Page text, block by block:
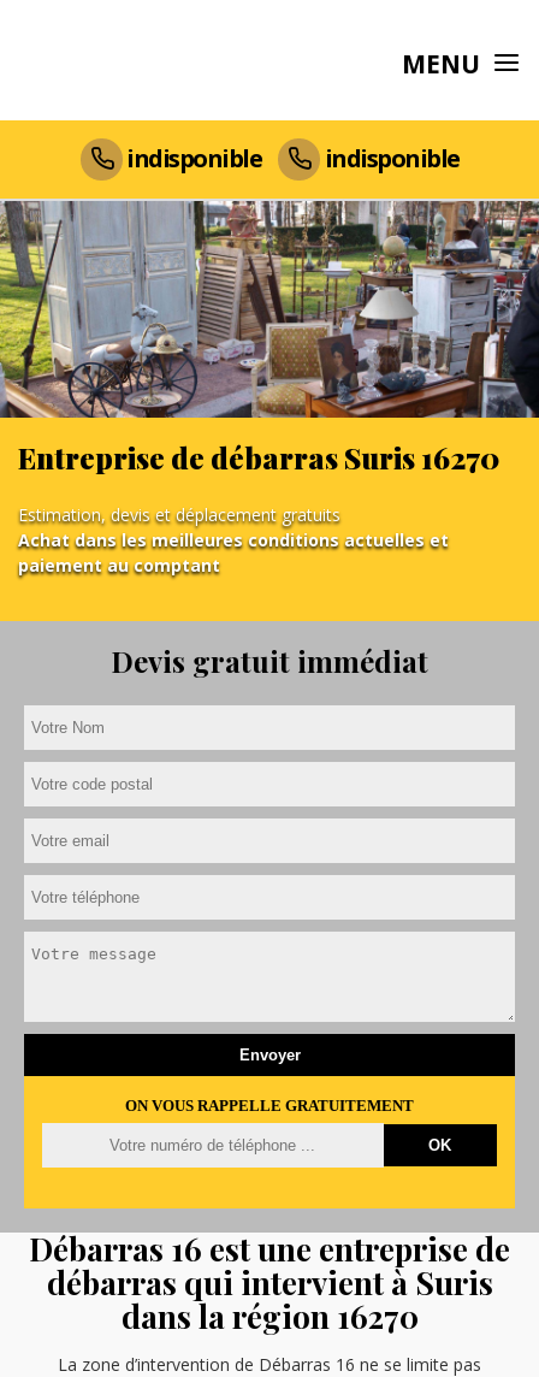
MENU
indisponible indisponible
Entreprise de débarras Suris 16270
Estimation, devis et déplacement gratuits
Achat dans les meilleures conditions actuelles et
paiement au comptant
Devis gratuit immédiat
ON VOUS RAPPELLE GRATUITEMENT
Débarras 16 est une entreprise de
débarras qui intervient à Suris
dans la région 16270
La zone d’intervention de Débarras 16 ne se limite pas